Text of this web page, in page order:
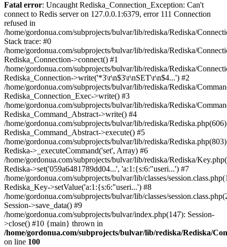
Fatal error: Uncaught Rediska_Connection_Exception: Can't
connect to Redis server on 127.0.0.1:6379, error 111 Connection
refused in
/home/gordonua.com/subprojects/bulvar/lib/rediska/Rediska/
Stack trace: #0
/home/gordonua.com/subprojects/bulvar/lib/rediska/Rediska/
Rediska_Connection->connect() #1
/home/gordonua.com/subprojects/bulvar/lib/rediska/Rediska/
Rediska_Connection->write('*3\r\n$3\r\nSET\r\n$4...') #2
/home/gordonua.com/subprojects/bulvar/lib/rediska/Rediska/
Rediska_Connection_Exec->write() #3
/home/gordonua.com/subprojects/bulvar/lib/rediska/Rediska/
Rediska_Command_Abstract->write() #4
/home/gordonua.com/subprojects/bulvar/lib/rediska/
Rediska_Command_Abstract->execute() #5
/home/gordonua.com/subprojects/bulvar/lib/rediska/
Rediska->_executeCommand('set', Array) #6
/home/gordonua.com/subprojects/bulvar/lib/rediska/Rediska/
Rediska->set('059a6481789dd04...', 'a:1:{s:6:"useri...') #7
/home/gordonua.com/subprojects/bulvar/lib/classes/
Rediska_Key->setValue('a:1:{s:6:"useri...') #8
/home/gordonua.com/subprojects/bulvar/lib/classes/
Session->save_data() #9
/home/gordonua.com/subprojects/bulvar/index.php(147): Session-
>close() #10 {main} thrown in
/home/gordonua.com/subprojects/bulvar/lib/rediska/Rediska/
on line 100